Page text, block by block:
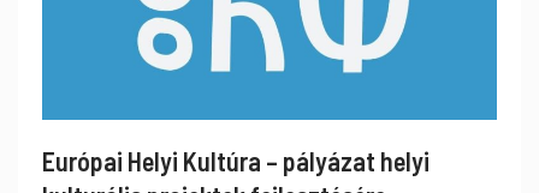
Európai Helyi Kultúra – pályázat helyi